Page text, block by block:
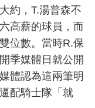
約，T.湯普森不
高薪的球員，而
位數。當時R.保
季媒體日就公開
體認為這兩筆明
配騎士隊「就